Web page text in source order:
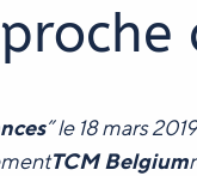
” le 18 mars
TCM Belgium